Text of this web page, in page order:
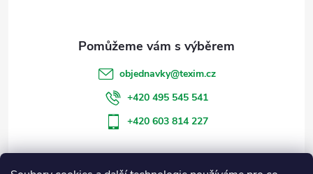
objednavky@texim.cz
+420 495 545 541
+420 603 814 227